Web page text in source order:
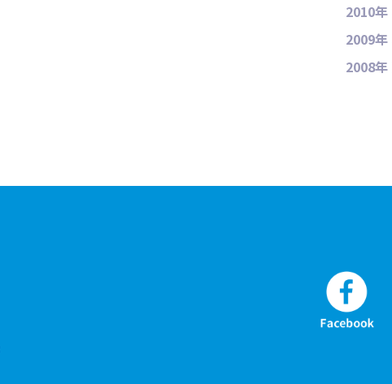
2010年
2009年
2008年